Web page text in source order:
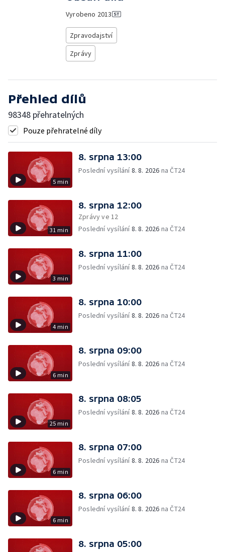
Vyrobeno 2013
Zpravodajství
Zprávy
Přehled dílů
98348 přehratelných
Pouze přehratelné díly
5 min
8. srpna 13:00
Poslední vysílání8. 8. 2026 na ČT24
31 min
8. srpna 12:00
Zprávy ve 12
Poslední vysílání8. 8. 2026 na ČT24
3 min
8. srpna 11:00
Poslední vysílání8. 8. 2026 na ČT24
4 min
8. srpna 10:00
Poslední vysílání8. 8. 2026 na ČT24
6 min
8. srpna 09:00
Poslední vysílání8. 8. 2026 na ČT24
25 min
8. srpna 08:05
Poslední vysílání8. 8. 2026 na ČT24
6 min
8. srpna 07:00
Poslední vysílání8. 8. 2026 na ČT24
6 min
8. srpna 06:00
Poslední vysílání8. 8. 2026 na ČT24
8. srpna 05:00